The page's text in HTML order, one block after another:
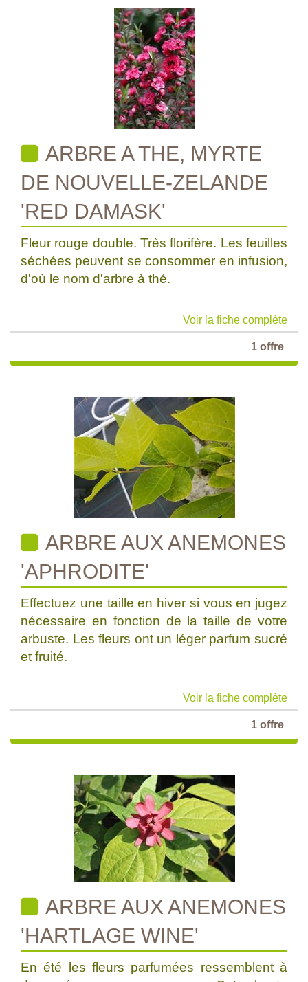
ARBRE A THE, MYRTE
DE NOUVELLE-ZELANDE
'RED DAMASK'
Fleur rouge double. Très florifère. Les feuilles
séchées peuvent se consommer en infusion,
d'où le nom d'arbre à thé.
Voir la fiche complète
1 offre
ARBRE AUX ANEMONES
'APHRODITE'
Effectuez une taille en hiver si vous en jugez
nécessaire en fonction de la taille de votre
arbuste. Les fleurs ont un léger parfum sucré
et fruité.
Voir la fiche complète
1 offre
ARBRE AUX ANEMONES
'HARTLAGE WINE'
En été les fleurs parfumées ressemblent à